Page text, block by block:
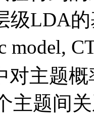
级LDA
model,
对主题
主题间